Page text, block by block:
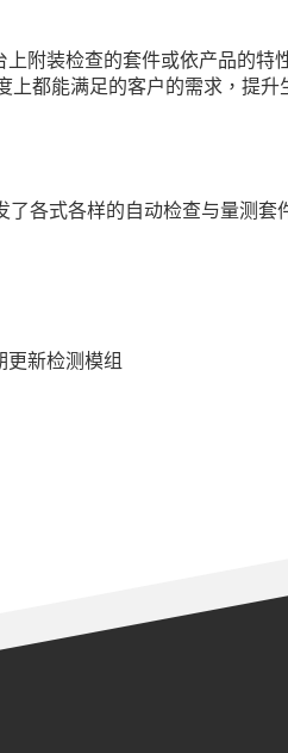
附装检查的套件或依产品的
上都能满足的客户的需求，提
了各式各样的自动检查与量测
更新检测模组